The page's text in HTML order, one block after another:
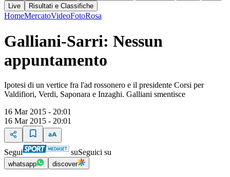
Live
Risultati e Classifiche
HomeMercatoVideoFotoRosa
Galliani-Sarri: Nessun
appuntamento
Ipotesi di un vertice fra l'ad rossonero e il presidente Corsi per
Valdifiori, Verdi, Saponara e Inzaghi. Galliani smentisce
16 Mar 2015 - 20:01
16 Mar 2015 - 20:01
Segui suSeguici su
whatsapp discover